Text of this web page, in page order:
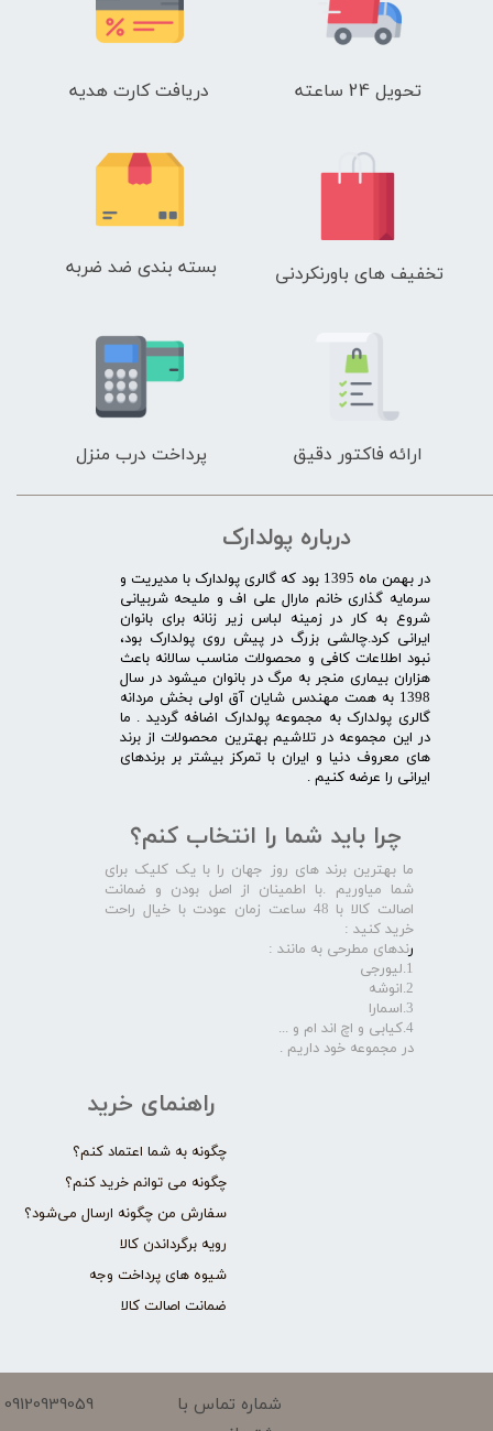
تحویل 24 ساعته دریافت کارت هدیه
تخفیف های باورنکردنی بسته بندی ضد ضربه
ارائه فاکتور دقیق پرداخت درب منزل
درباره پولدارک
در بهمن ماه 1395 بود که گالری پولدارک با مدیریت و
سرمایه گذاری خانم مارال علی اف و ملیحه شربیانی
شروع به کار در زمینه لباس زیر زنانه برای بانوان
ایرانی کرد.چالشی بزرگ در پیش روی پولدارک بود،
نبود اطلاعات کافی و محصولات مناسب سالانه باعث
هزاران بیماری منجر به مرگ در بانوان میشود در سال
1398 به همت مهندس شایان آق اولی بخش مردانه
گالری پولدارک به مجموعه پولدارک اضافه گردید . ما
در این مجموعه در تلاشیم بهترین محصولات از برند
های معروف دنیا و ایران با تمرکز بیشتر بر برندهای
ایرانی را عرضه کنیم .​​​​​​​
راهنمای خرید
چگونه به شما اعتماد کنم؟
چگونه می توانم خرید کنم؟
سفارش من چگونه ارسال می‌شود؟
رویه برگرداندن کالا
شیوه های پرداخت وجه
ضمانت اصالت کالا
چرا باید شما را انتخاب کنم؟
ما بهترین برند های روز جهان را با یک کلیک برای
شما میاوریم .با اطمینان از اصل بودن و ضمانت
اصالت کالا با 48 ساعت زمان عودت با خیال راحت
خرید کنید :
رندهای مطرحی به مانند :
1.لیورجی
2.انوشه
3.اسمارا
4.کیابی و اچ اند ام و ...
در مجموعه خود داریم .​​​​​​​
شماره تماس با
09120939059